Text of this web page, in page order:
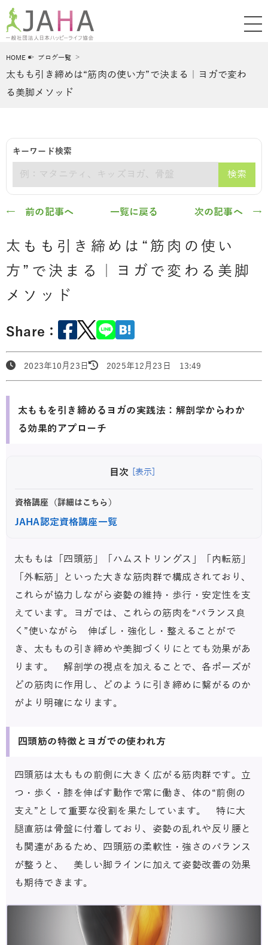
HOME ブログ一覧
太もも引き締めは“筋肉の使い方”で決まる｜ヨガで変わ
る美脚メソッド
キーワード検索
検索
← 前の記事へ 一覧に戻る 次の記事へ →
太もも引き締めは“筋肉の使い
方”で決まる｜ヨガで変わる美脚
メソッド
Share：
2023年10月23日 2025年12月23日 13:49
太ももを引き締めるヨガの実践法：解剖学からわか
る効果的アプローチ
目次 [表示]
資格講座（詳細はこちら）
JAHA認定資格講座一覧
太ももは「四頭筋」「ハムストリングス」「内転筋」
「外転筋」といった大きな筋肉群で構成されており、
これらが協力しながら姿勢の維持・歩行・安定性を支
えています。ヨガでは、これらの筋肉を“バランス良
く”使いながら 伸ばし・強化し・整えることがで
き、太ももの引き締めや美脚づくりにとても効果があ
ります。 解剖学の視点を加えることで、各ポーズが
どの筋肉に作用し、どのように引き締めに繋がるのか
がより明確になります。
四頭筋の特徴とヨガでの使われ方
四頭筋は太ももの前側に大きく広がる筋肉群です。立
つ・歩く・膝を伸ばす動作で常に働き、体の“前側の
支え”として重要な役割を果たしています。 特に大
腿直筋は骨盤に付着しており、姿勢の乱れや反り腰と
も関連があるため、四頭筋の柔軟性・強さのバランス
が整うと、 美しい脚ラインに加えて姿勢改善の効果
も期待できます。